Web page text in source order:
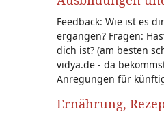
Feedback: Wie ist es
ergangen? Fragen:
dich ist? (am besten
vidya.de - da
Anregungen für
Ernährung,